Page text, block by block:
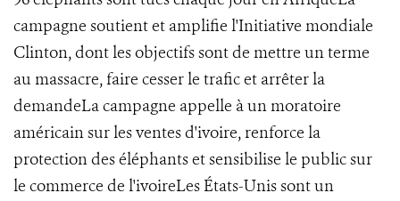
campagne soutient et amplifie l'Initiative mondiale
Clinton, dont les objectifs sont de mettre un terme
au massacre, faire cesser le trafic et arrêter la
demandeLa campagne appelle à un moratoire
américain sur les ventes d'ivoire, renforce la
protection des éléphants et sensibilise le public sur
le commerce de l'ivoireLes États-Unis sont un